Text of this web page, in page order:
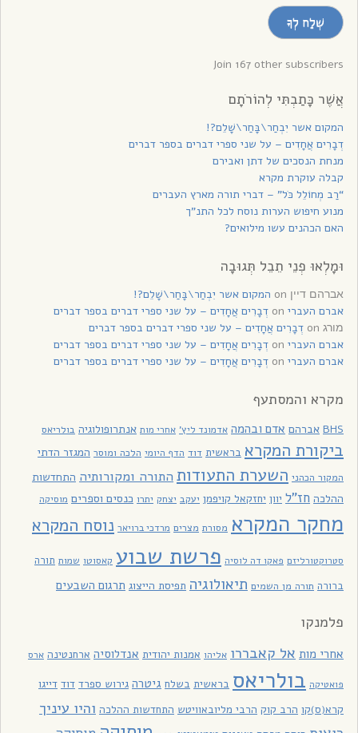
מייל
לקבלת
עדכונים
שְׁלַח לְךָ
Join 167 other subscribers
אֲשֶׁר כָּתַבְתִּי לְהוֹרֹתָם
המקום אשר יִבְחַר\בָּחַר\שָׁלֵם?!
דְבָרִים אֲחָדִים – על שני ספרי דברים בספר דברים
מנחת הנסכים של דתן ואבירם
קבלה עוקרת מקרא
“רַב מְחוֹלֵל כֹּל” – דברי תורה מארץ העברים
מנוע חיפוש הערות נוסח לכל התנ”ך
האם הכהנים עשו מילואים?
וּמָלְאוּ פְנֵי תֵבֵל תְּגוּבָה
אברהם דיין
המקום אשר יִבְחַר\בָּחַר\שָׁלֵם?!
אברם העברי
דְבָרִים אֲחָדִים – על שני ספרי דברים בספר דברים
מורג
דְבָרִים אֲחָדִים – על שני ספרי דברים בספר דברים
אברם העברי
דְבָרִים אֲחָדִים – על שני ספרי דברים בספר דברים
אברם העברי
דְבָרִים אֲחָדִים – על שני ספרי דברים בספר דברים
מקרא והמסתעף
BHS אברהם אדם ובהמה אדמונד ליץ' אחרי מות אנתרופולוגיה בולריאס
ביקורת המקרא בראשית דוד הדף היומי הלכה ומוסר המגזר הדתי
המקור הכהני השערת התעודות התורה ומקורותיה התחדשות
ההלכה חז"ל יוון יחזקאל קויפמן יעקב יצחק יתרו כנסים וספרים מוסיקה
מחקר המקרא מסורת מצרים מרדכי ברויאר נוסח המקרא
סטרוקטורליזם פאקו דה לוסיה פרשת שבוע קאסוטו שמות תורה
ברורה תורה מן השמים תיאולוגיה תפיסת הייצוג תרגום השבעים
פלמנקו
אחרי מות אל קאבררו אליהו אמנות יהודית אנדלוסיה ארחנטינה ארס
פואטיקה בולריאס בראשית בשלח גיטרה גירוש ספרד דוד דייגו
קרא(ס)קו הרב קוק הרבי מליובאוויטש התחדשות ההלכה והיו עיניך